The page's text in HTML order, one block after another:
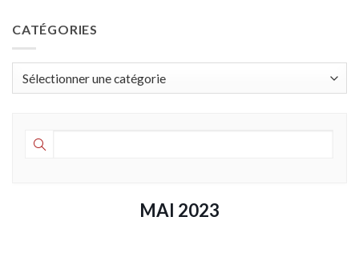
CATÉGORIES
MAI 2023